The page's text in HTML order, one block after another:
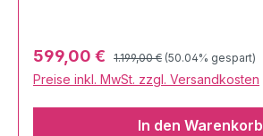
Verkaufspreis:
599,00 € Regulärer Preis:
1.199,00 € (50.04% gespart)
Preise inkl. MwSt. zzgl. Versandkosten
In den Warenkorb